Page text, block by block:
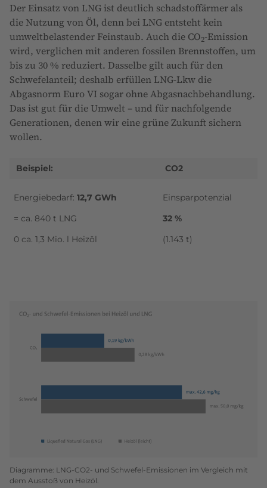
Der Einsatz von LNG ist deutlich schadstoffärmer als
die Nutzung von Öl, denn bei LNG entsteht kein
umweltbelastender Feinstaub. Auch die CO2-Emission
wird, verglichen mit anderen fossilen Brennstoffen, um
bis zu 30 % reduziert. Dasselbe gilt auch für den
Schwefelanteil; deshalb erfüllen LNG-Lkw die
Abgasnorm Euro VI sogar ohne Abgasnachbehandlung.
Das ist gut für die Umwelt – und für nachfolgende
Generationen, denen wir eine grüne Zukunft sichern
wollen.
Beispiel: CO2
Energiebedarf: 12,7 GWh
= ca. 840 t LNG
0 ca. 1,3 Mio. l Heizöl
Einsparpotenzial
32 %
(1.143 t)
Diagramme: LNG-CO2- und Schwefel-Emissionen im Vergleich mit
dem Ausstoß von Heizöl.